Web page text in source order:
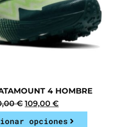
4 HOMBRE
€ 109,00 €
opciones